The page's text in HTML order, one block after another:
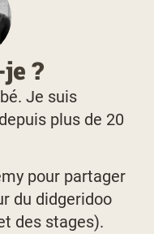
?
Je suis
plus de 20
pour partager
du didgeridoo
des stages).